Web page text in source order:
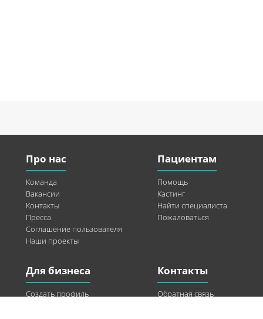
Про нас
Команда
Вакансии
Контакты
Пресса
Соглашение пользователя
Наши проекты
Пациентам
Помощь
Кастинг
Найти специалиста
Пожаловаться
Для бизнеса
Создать профиль
Контакты
Обратная связь